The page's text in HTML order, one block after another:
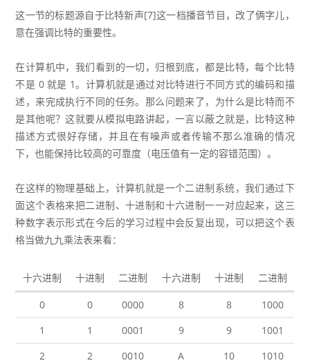
这一节的标题源自于比特新声[7]这一档播音节目，改了俩字儿，
意在强调比特的重要性。
在计算机中，我们看到的一切，归根到底，都是比特，每个比特
不是 0 就是 1。计算机就是通过对比特进行不同方式的编码和描
述，来完成执行不同的任务。那么问题来了，为什么是比特而不
是其他呢？这就要从模拟电路讲起，一言以蔽之就是，比特这种
描述方式很好存储，并且在有噪声或者传输不那么准确的情况
下，也能保持比较高的可靠度（电压值有一定的容错范围）。
在这样的物理基础上，计算机就是一个二进制系统，我们通过下
面这个表格来把二进制、十进制和十六进制一一对应起来，这三
种数字表示形式在今后的学习过程中会反复出现，可以把这个表
格当做九九乘法表来看：
十六进制 十进制 二进制 十六进制 十进制 二进制
0 0 0000 8 8
1000
1
1 0001 9 9
1001
2
2 0010 A 10
1010